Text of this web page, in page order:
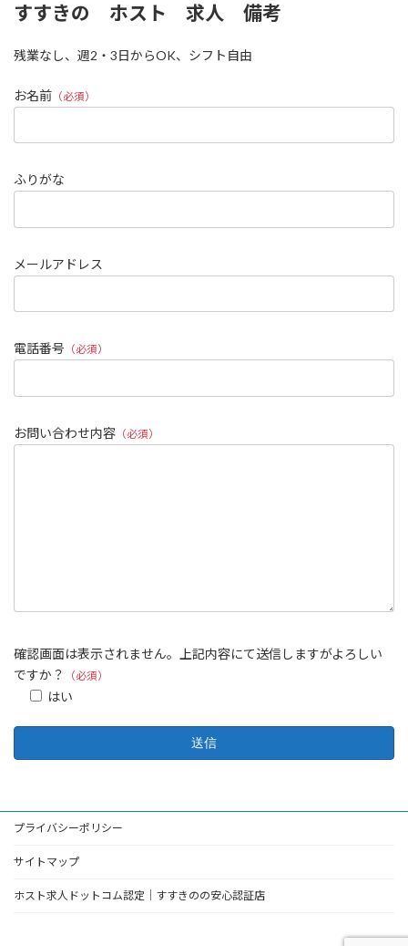
すすきの ホスト 求人 備考
残業なし、週2・3日からOK、シフト自由
お名前 （必須）
ふりがな
メールアドレス
電話番号 （必須）
お問い合わせ内容 （必須）
確認画面は表示されません。上記内容にて送信しますがよろしい
ですか？
（必須）
はい
プライバシーポリシー
サイトマップ
ホスト求人ドットコム認定｜すすきのの安心認証店